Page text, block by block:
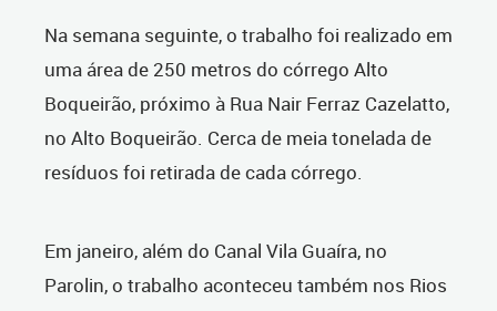
Na semana seguinte, o trabalho foi realizado em
uma área de 250 metros do córrego Alto
Boqueirão, próximo à Rua Nair Ferraz Cazelatto,
no Alto Boqueirão. Cerca de meia tonelada de
resíduos foi retirada de cada córrego.
Em janeiro, além do Canal Vila Guaíra, no
Parolin, o trabalho aconteceu também nos Rios